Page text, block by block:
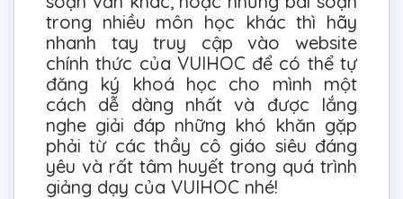
trong nhiều môn học khác thì hãy
nhanh tay truy cập vào website
chính thức của VUIHOC để có thể tự
đăng ký khoá học cho mình một
cách dễ dàng nhất và được lắng
nghe giải đáp những khó khăn gặp
phải từ các thầy cô giáo siêu đáng
yêu và rất tâm huyết trong quá trình
giảng dạy của VUIHOC nhé!